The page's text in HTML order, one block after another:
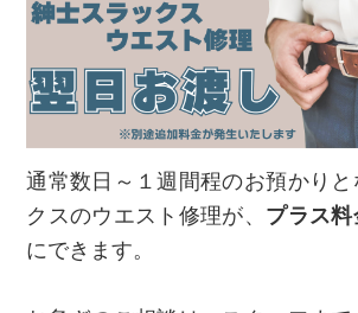
通常数日～１週間程のお預かりと
クスのウエスト修理が、 プラス料
にできます。